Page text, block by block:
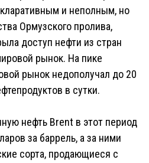
и неполным, но
Ормузского пролива,
доступ нефти из стран
рынок. На пике
рынок недополучал до 20
в сутки.
нефть Brent в этот период
за баррель, а за ними
сорта, продающиеся с